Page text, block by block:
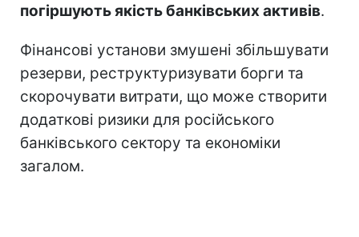
погіршують якість банківських активів.
Фінансові установи змушені збільшувати
резерви, реструктуризувати борги та
скорочувати витрати, що може створити
додаткові ризики для російського
банківського сектору та економіки
загалом.